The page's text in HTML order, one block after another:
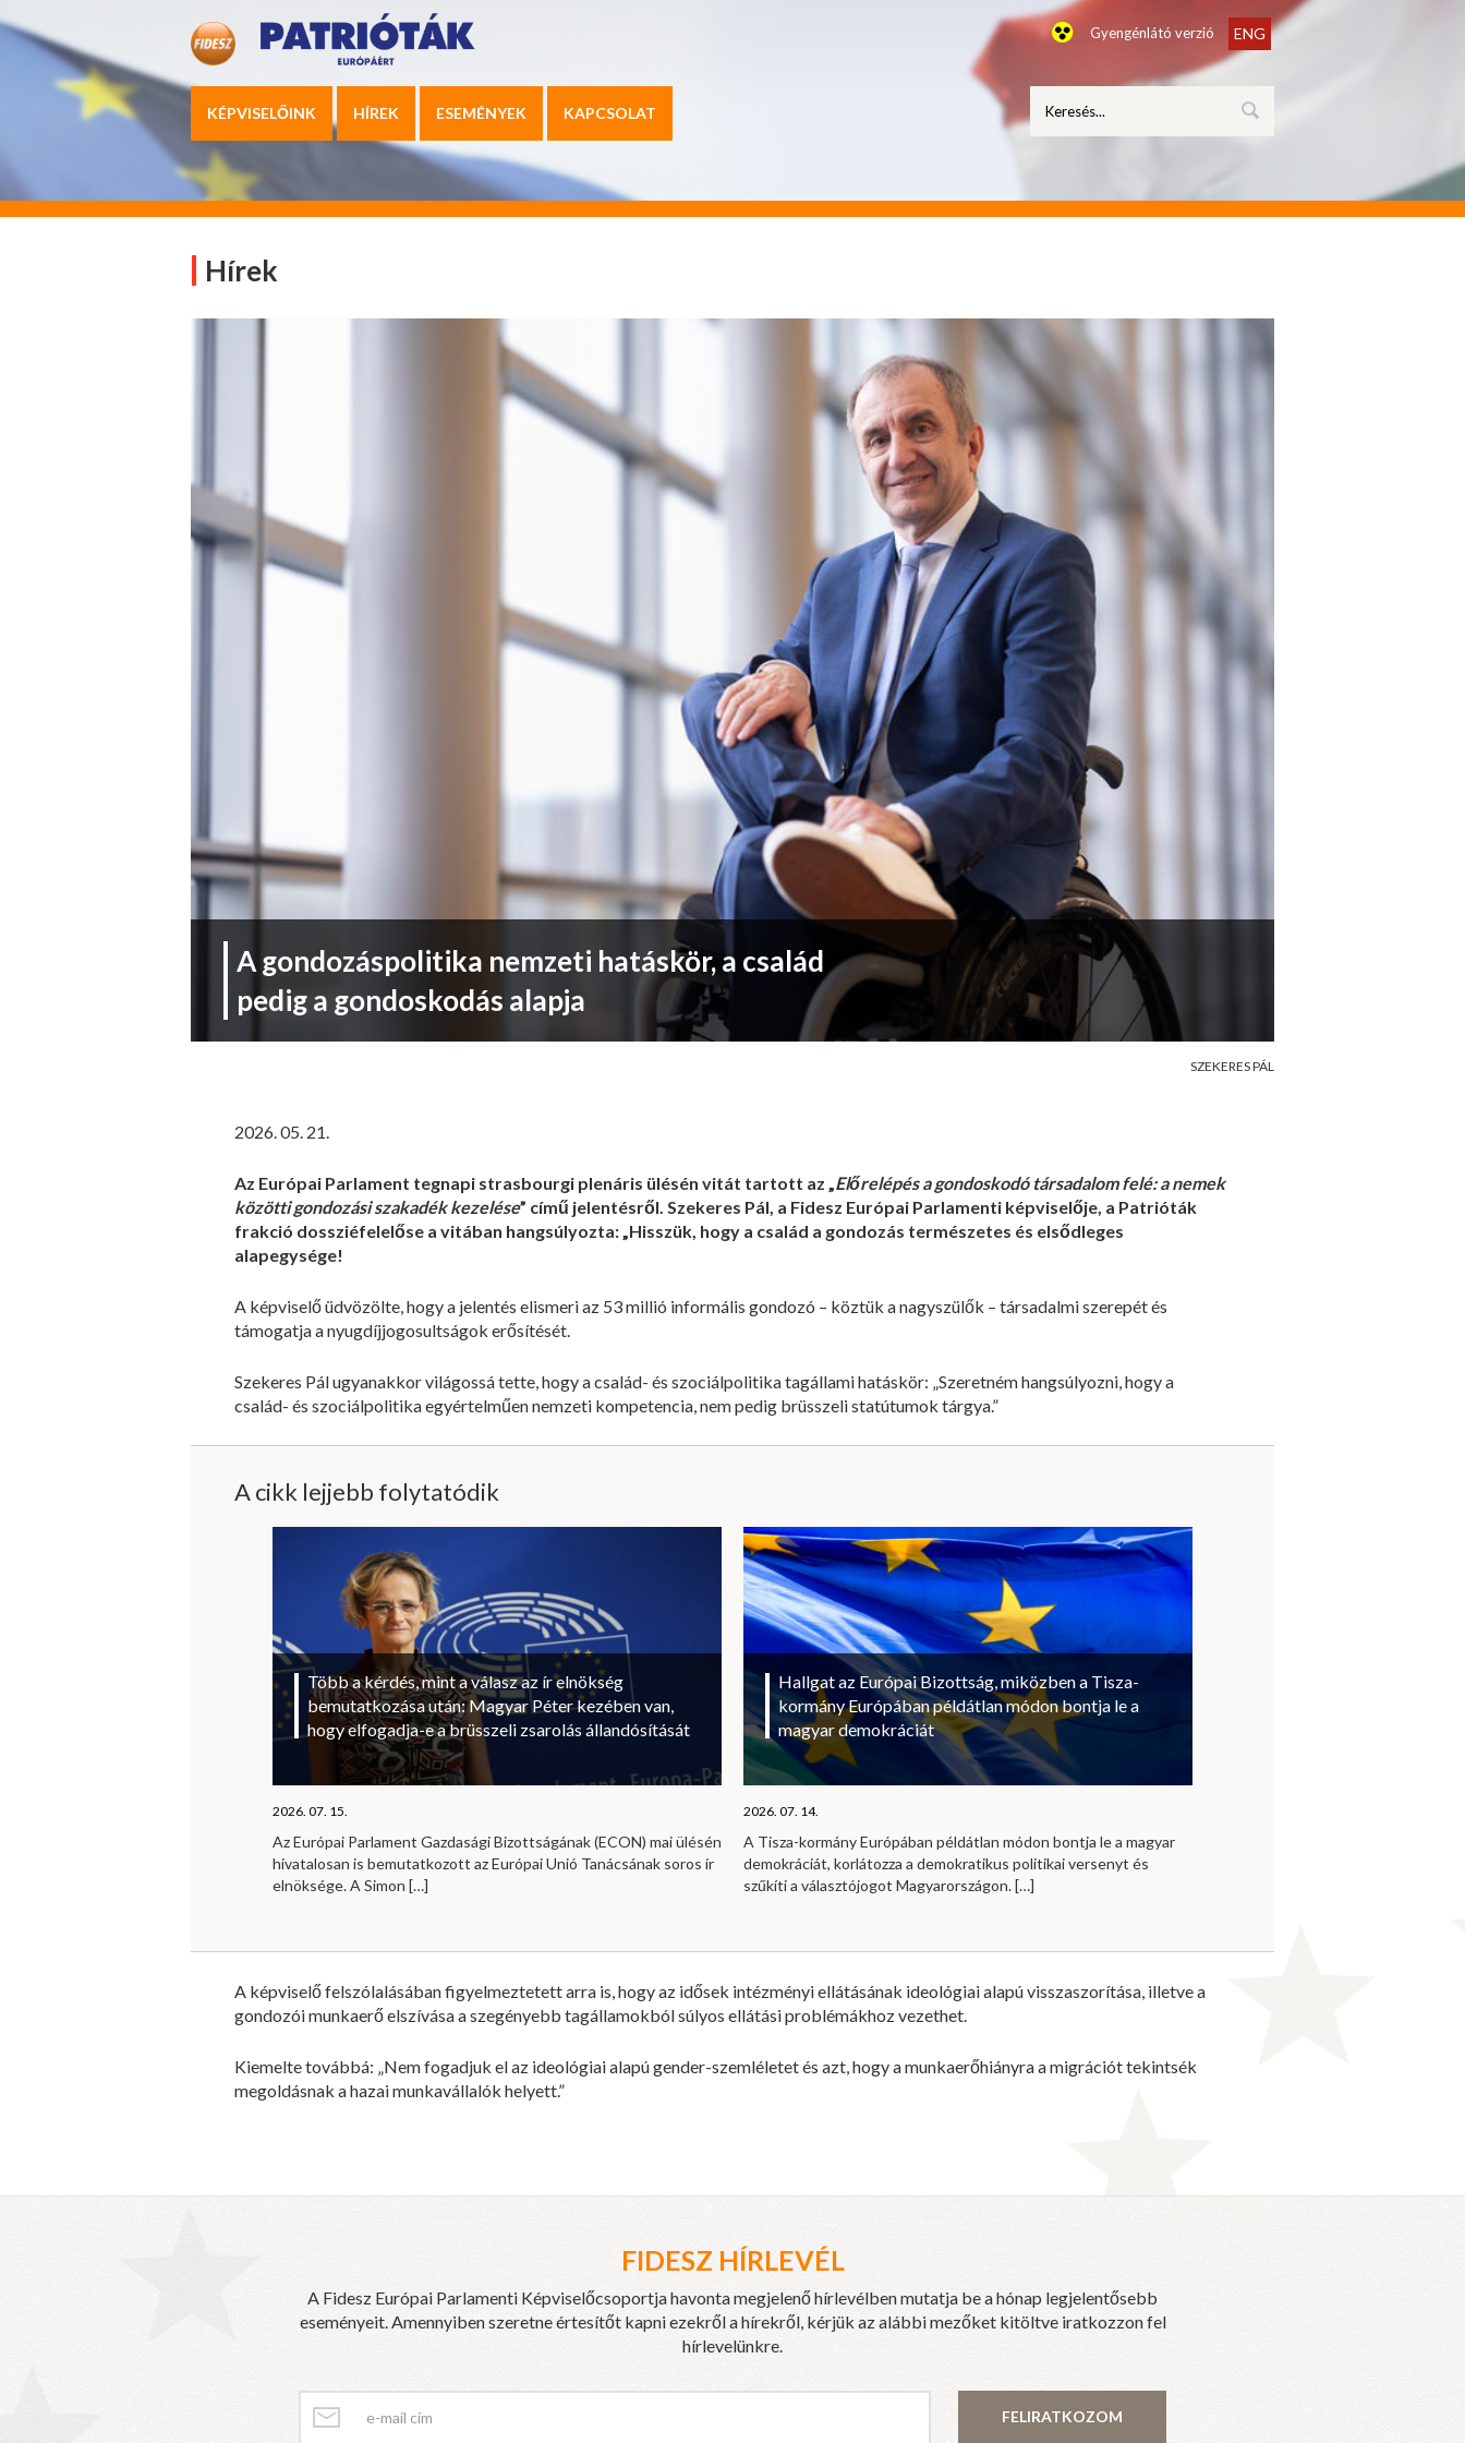
Gyengénlátó verzió ENG
KÉPVISELŐINK HÍREK ESEMÉNYEK KAPCSOLAT
Hírek
SZEKERES PÁL
A gondozáspolitika nemzeti hatáskör, a család
pedig a gondoskodás alapja
2026. 05. 21.
Az Európai Parlament tegnapi strasbourgi plenáris ülésén vitát tartott az „ Előrelépés a gondoskodó társadalom felé: a nemek
közötti gondozási szakadék kezelése” című jelentésről. Szekeres Pál, a Fidesz Európai Parlamenti képviselője, a Patrióták
frakció dossziéfelelőse a vitában hangsúlyozta: „Hisszük, hogy a család a gondozás természetes és elsődleges
alapegysége!
A képviselő üdvözölte, hogy a jelentés elismeri az 53 millió informális gondozó – köztük a nagyszülők – társadalmi szerepét és
támogatja a nyugdíjjogosultságok erősítését.
Szekeres Pál ugyanakkor világossá tette, hogy a család- és szociálpolitika tagállami hatáskör: „Szeretném hangsúlyozni, hogy a
család- és szociálpolitika egyértelműen nemzeti kompetencia, nem pedig brüsszeli statútumok tárgya.”
A cikk lejjebb folytatódik
Több a kérdés, mint a válasz az ír elnökség
bemutatkozása után: Magyar Péter kezében van,
hogy elfogadja-e a brüsszeli zsarolás állandósítását
2026. 07. 15.
Az Európai Parlament Gazdasági Bizottságának (ECON) mai ülésén
hivatalosan is bemutatkozott az Európai Unió Tanácsának soros ír
elnöksége. A Simon […]
Hallgat az Európai Bizottság, miközben a Tisza-
kormány Európában példátlan módon bontja le a
magyar demokráciát
2026. 07. 14.
A Tisza-kormány Európában példátlan módon bontja le a magyar
demokráciát, korlátozza a demokratikus politikai versenyt és
szűkíti a választójogot Magyarországon.[…]
A képviselő felszólalásában figyelmeztetett arra is, hogy az idősek intézményi ellátásának ideológiai alapú visszaszorítása, illetve a
gondozói munkaerő elszívása a szegényebb tagállamokból súlyos ellátási problémákhoz vezethet.
Kiemelte továbbá: „Nem fogadjuk el az ideológiai alapú gender-szemléletet és azt, hogy a munkaerőhiányra a migrációt tekintsék
megoldásnak a hazai munkavállalók helyett.”
FIDESZ HÍRLEVÉL
A Fidesz Európai Parlamenti Képviselőcsoportja havonta megjelenő hírlevélben mutatja be a hónap legjelentősebb
eseményeit. Amennyiben szeretne értesítőt kapni ezekről a hírekről, kérjük az alábbi mezőket kitöltve iratkozzon fel
hírlevelünkre.
FELIRATKOZOM